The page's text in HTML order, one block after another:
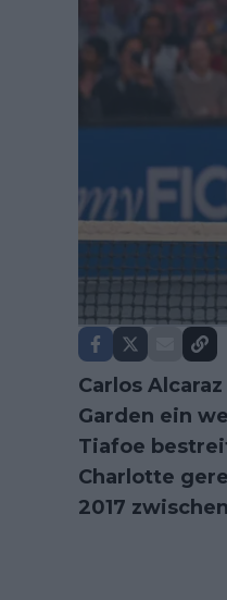
Carlos
Garden ein
Tiafoe
Charlotte
2017